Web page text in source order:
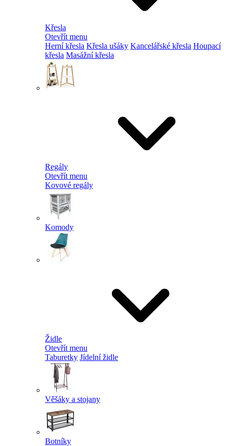
Křesla
Otevřít menu
Herní křesla Křesla ušáky Kancelářské křesla Houpací
křesla Masážní křesla
Regály
Otevřít menu
Kovové regály
Komody
Židle
Otevřít menu
Taburetky Jídelní židle
Věšáky a stojany
Botníky